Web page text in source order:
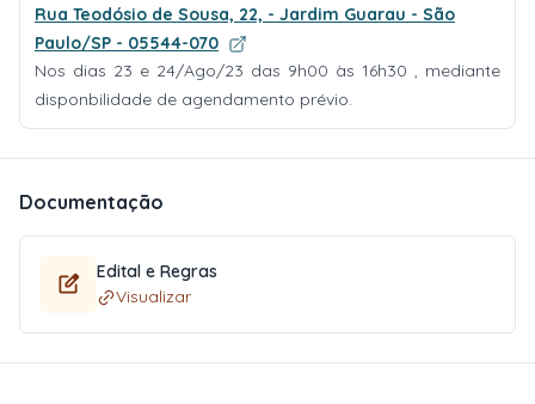
Rua Teodósio de Sousa, 22, - Jardim Guarau - São
Paulo/SP - 05544-070
Nos dias 23 e 24/Ago/23 das 9h00 às 16h30 , mediante
disponbilidade de agendamento prévio.
Documentação
Edital e Regras
Visualizar